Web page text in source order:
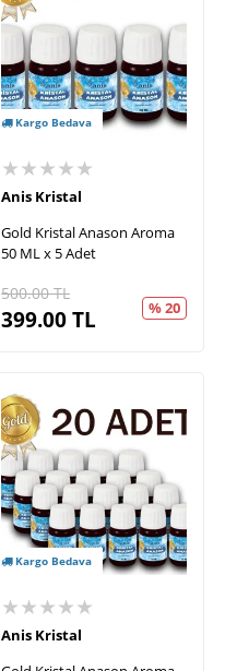
Kargo Bedava
★★★★★
Anis Kristal
Gold Kristal Anason Aroma
50 ML x 5 Adet
500.00TL
399.00TL % 20
Kargo Bedava
★★★★★
Anis Kristal